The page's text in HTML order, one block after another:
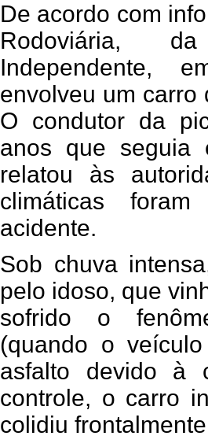
De acordo com
Rodoviária,
Independente,
envolveu um carro
O condutor da
anos que seguia
relatou às
climáticas
acidente.
Sob chuva
pelo idoso, que
sofrido o
(quando o
asfalto devido à
controle, o carro
colidiu